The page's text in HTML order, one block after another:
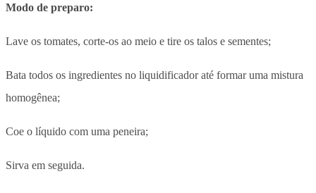
Modo de preparo:
Lave os tomates, corte-os ao meio e tire os talos e sementes;
Bata todos os ingredientes no liquidificador até formar uma mistura
homogênea;
Coe o líquido com uma peneira;
Sirva em seguida.